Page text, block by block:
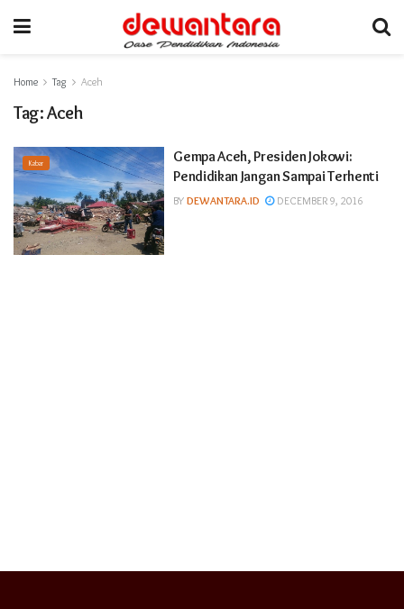
Home Tag Aceh
Tag:Aceh
Kabar
Gempa Aceh, Presiden Jokowi:
Pendidikan Jangan Sampai Terhenti
BY DEWANTARA.ID DECEMBER 9, 2016